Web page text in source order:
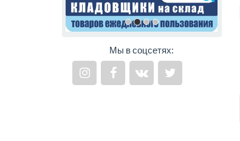
Мы в соцсетях: